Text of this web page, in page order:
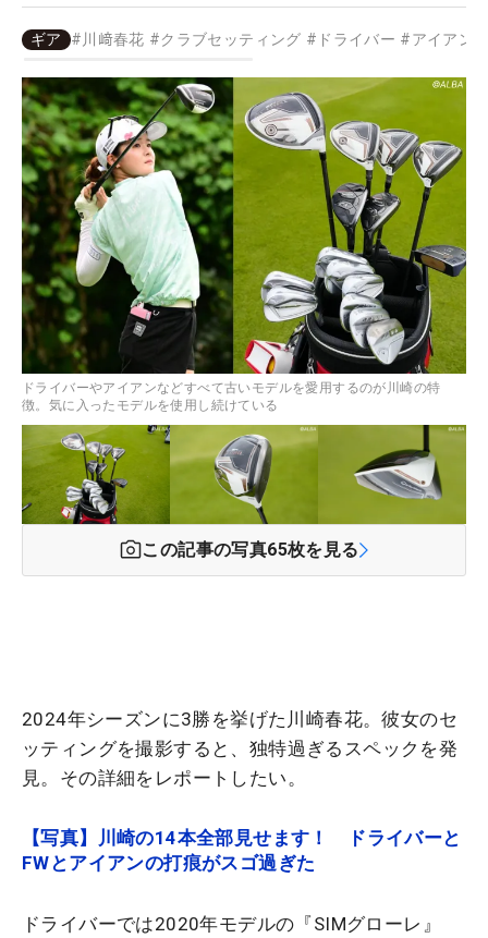
ギア #川﨑春花 #クラブセッティング # ドライバー #アイアン
ドライバーやアイアンなどすべて古いモデルを愛用するのが川崎の特
徴。気に入ったモデルを使用し続けている
この記事の写真65枚を見る
2024年シーズンに3勝を挙げた川崎春花。彼女のセ
ッティングを撮影すると、独特過ぎるスペックを発
見。その詳細をレポートしたい。
【写真】川崎の14本全部見せます！ ドライバーと
FWとアイアンの打痕がスゴ過ぎた
ドライバーでは2020年モデルの『SIMグローレ』